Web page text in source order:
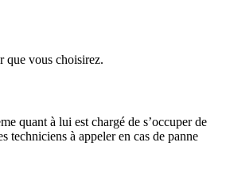
que vous choisirez.
quant à lui est chargé de s’occuper de
techniciens à appeler en cas de panne